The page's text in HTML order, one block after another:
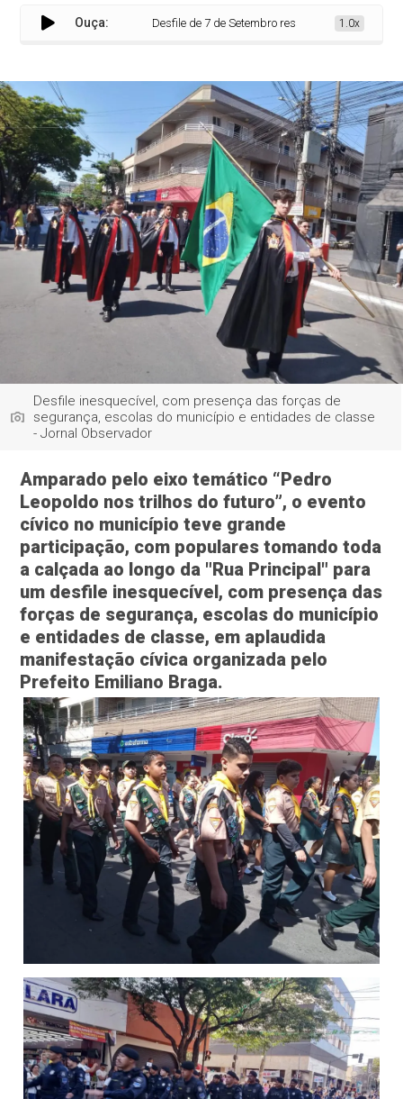
Ouça: Desfile de 7 de Setembro ressalta novos tempos em
1.0x
Desfile inesquecível, com presença das forças de
segurança, escolas do município e entidades de classe
- Jornal Observador
Amparado pelo eixo temático “Pedro
Leopoldo nos trilhos do futuro”, o evento
cívico no município teve grande
participação, com populares tomando toda
a calçada ao longo da "Rua Principal" para
um desfile inesquecível, com presença das
forças de segurança, escolas do município
e entidades de classe, em aplaudida
manifestação cívica organizada pelo
Prefeito Emiliano Braga.